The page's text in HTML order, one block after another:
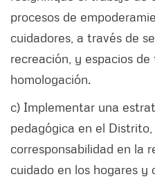
procesos de
cuidadores, a través de
recreación, y espacios
homologación.
c) Implementar una
pedagógica en el
corresponsabilidad en la
cuidado en los hogares y